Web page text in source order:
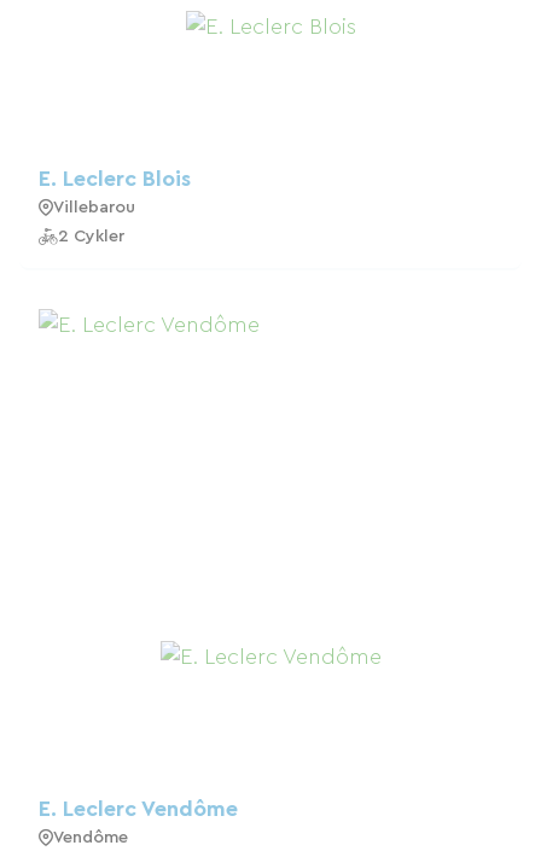
E. Leclerc Blois
Villebarou
2 Cykler
E. Leclerc Vendôme
Vendôme